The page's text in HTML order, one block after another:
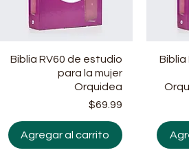
Vista rápida
Biblia RV60 de estudio
para la mujer
Orquidea
Precio
$69.99
Agregar al carrito
Biblia